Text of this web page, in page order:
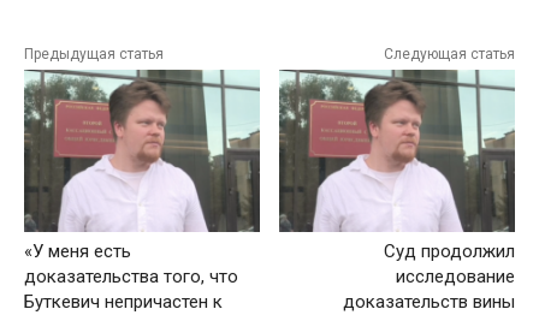
Предыдущая статья
«У меня есть
доказательства того, что
Буткевич непричастен к
Следующая статья
Суд продолжил
исследование
доказательств вины